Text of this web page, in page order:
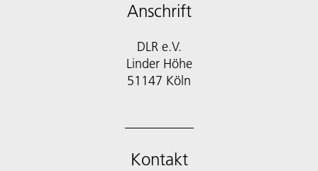
Anschrift
DLR e.V.
Linder Höhe
51147 Köln
Kontakt